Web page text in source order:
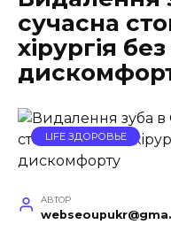
сучасна
хірургія
LIFE ЗДОРОВЬЕ
АВТОР